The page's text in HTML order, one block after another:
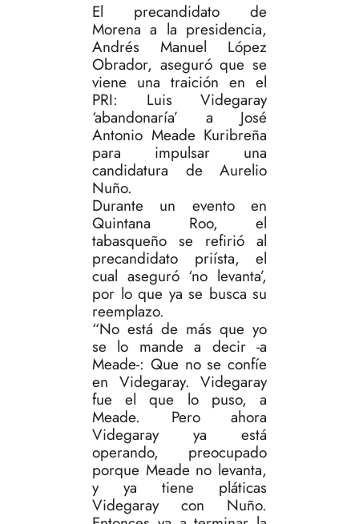
El precandidato de
Morena a la presidencia,
Andrés Manuel López
Obrador, aseguró que se
viene una traición en el
PRI: Luis Videgaray
‘abandonaría’ a José
Antonio Meade Kuribreña
para impulsar una
candidatura de Aurelio
Nuño.
Durante un evento en
Quintana Roo, el
tabasqueño se refirió al
precandidato priísta, el
cual aseguró ‘no levanta’,
por lo que ya se busca su
reemplazo.
“No está de más que yo
se lo mande a decir -a
Meade-: Que no se confíe
en Videgaray. Videgaray
fue el que lo puso, a
Meade. Pero ahora
Videgaray ya está
operando, preocupado
porque Meade no levanta,
y ya tiene pláticas
Videgaray con Nuño.